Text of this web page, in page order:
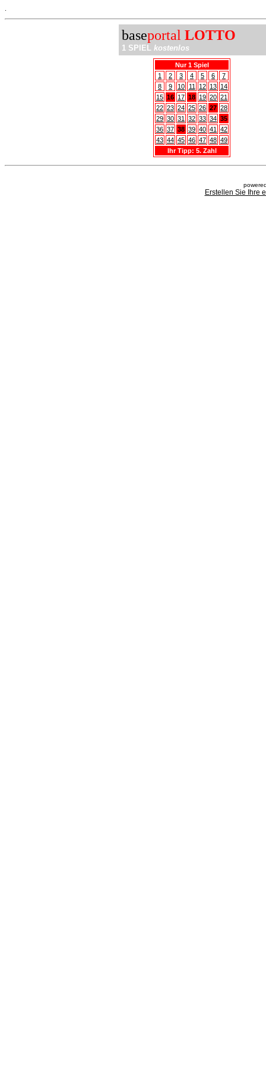
baseportal LOTTO
1 SPIEL kostenlos
Nur 1 Spiel
1
2 3 4 5 6
7
8
9 10 11 12 13 14
15 16 17 18 19 20 21
22 23 24 25 26 27 28
29 30 31 32 33 34 35
36 37 38 39 40 41
42
43 44 45 46 47 48 49
Ihr Tipp: 5. Zahl
Erstellen Sie Ihre